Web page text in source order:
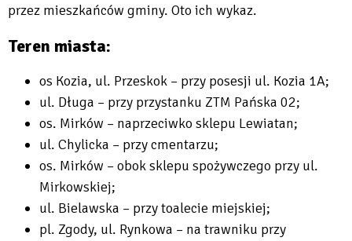
przez mieszkańców gminy. Oto ich wykaz.
Teren miasta:
os Kozia, ul. Przeskok – przy posesji ul. Kozia 1A;
ul. Długa – przy przystanku ZTM Pańska 02;
os. Mirków – naprzeciwko sklepu Lewiatan;
ul. Chylicka – przy cmentarzu;
os. Mirków – obok sklepu spożywczego przy ul.
Mirkowskiej;
ul. Bielawska – przy toalecie miejskiej;
pl. Zgody, ul. Rynkowa – na trawniku przy